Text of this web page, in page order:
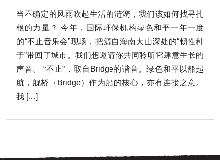
当不确定的风雨吹起生活的涟漪，我们该如何找寻扎
根的力量？ 今年，国际环保机构绿色和平一年一度
的“不止音乐会”现场，把源自海南大山深处的“韧性种
子”带回了城市。我们想邀请你共同聆听它肆意生长的
声音。 “不止”，取自Bridge的谐音。绿色和平以船起
航，舰桥（Bridge）作为船的核心，亦有连接之意。
我 […]